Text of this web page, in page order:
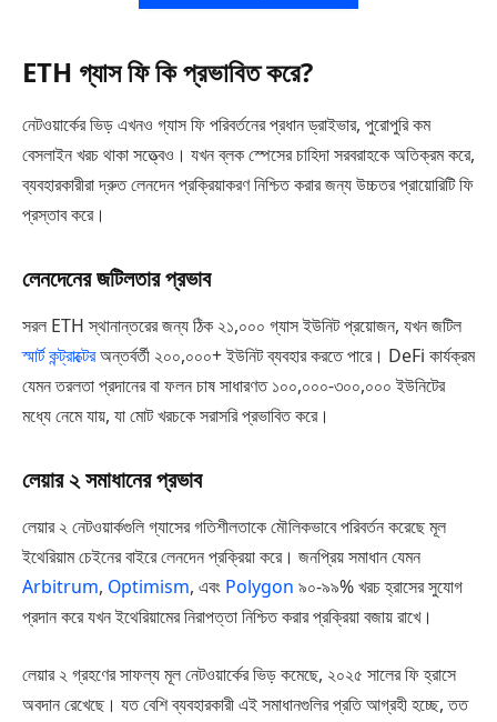
ETH গ্যাস ফি কি প্রভাবিত করে?
নেটওয়ার্কের ভিড় এখনও গ্যাস ফি পরিবর্তনের প্রধান ড্রাইভার, পুরোপুরি কম
বেসলাইন খরচ থাকা সত্ত্বেও। যখন ব্লক স্পেসের চাহিদা সরবরাহকে অতিক্রম করে,
ব্যবহারকারীরা দ্রুত লেনদেন প্রক্রিয়াকরণ নিশ্চিত করার জন্য উচ্চতর প্রায়োরিটি ফি
প্রস্তাব করে।
লেনদেনের জটিলতার প্রভাব
সরল ETH স্থানান্তরের জন্য ঠিক ২১,০০০ গ্যাস ইউনিট প্রয়োজন, যখন জটিল
স্মার্ট কন্ট্রাক্টেরঅন্তর্বর্তী ২০০,০০০+ ইউনিট ব্যবহার করতে পারে। DeFi কার্যক্রম
যেমন তরলতা প্রদানের বা ফলন চাষ সাধারণত ১০০,০০০-৩০০,০০০ ইউনিটের
মধ্যে নেমে যায়, যা মোট খরচকে সরাসরি প্রভাবিত করে।
লেয়ার ২ সমাধানের প্রভাব
লেয়ার ২ নেটওয়ার্কগুলি গ্যাসের গতিশীলতাকে মৌলিকভাবে পরিবর্তন করেছে মূল
ইথেরিয়াম চেইনের বাইরে লেনদেন প্রক্রিয়া করে। জনপ্রিয় সমাধান যেমন
Arbitrum, Optimism, এবং Polygon ৯০-৯৯% খরচ হ্রাসের সুযোগ
প্রদান করে যখন ইথেরিয়ামের নিরাপত্তা নিশ্চিত করার প্রক্রিয়া বজায় রাখে।
লেয়ার ২ গ্রহণের সাফল্য মূল নেটওয়ার্কের ভিড় কমেছে, ২০২৫ সালের ফি হ্রাসে
অবদান রেখেছে। যত বেশি ব্যবহারকারী এই সমাধানগুলির প্রতি আগ্রহী হচ্ছে, তত